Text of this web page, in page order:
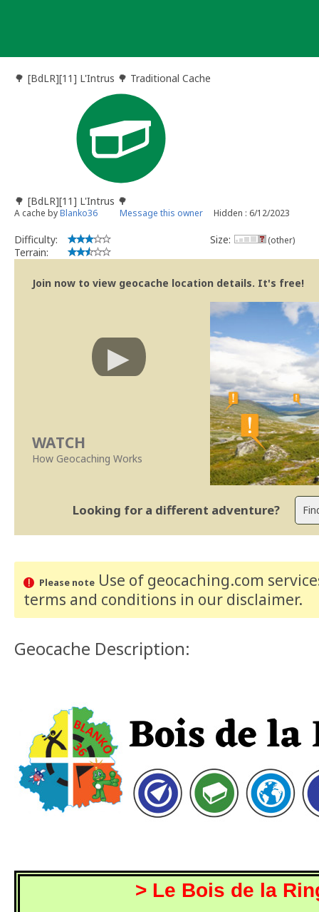
🌳 [BdLR][11] L'Intrus 🌳 Traditional Cache
🌳 [BdLR][11] L'Intrus 🌳
A cache byBlanko36 Message this owner Hidden : 6/12/2023
Difficulty:
Terrain:
Size: (other)
Join now to view geocache location details. It's free!
WATCH
How Geocaching Works
Looking for a different adventure?
Please noteUse of geocaching.com
terms and conditions in our disclaimer.
Geocache Description:
> Le Bois de la